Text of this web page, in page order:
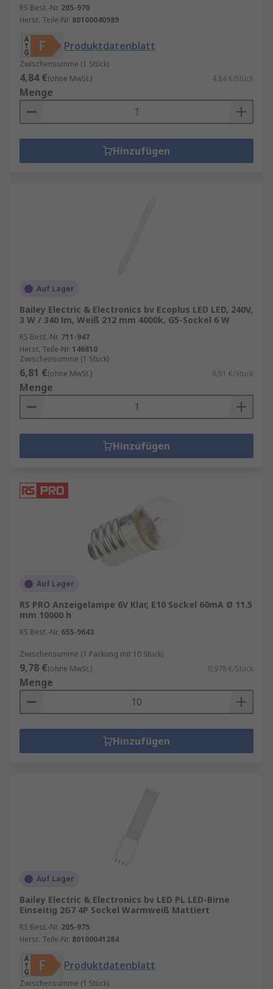
RS Best.-Nr. 205-970
Herst. Teile-Nr. 80100040989
Produktdatenblatt
Zwischensumme (1 Stück)
4,84 €(ohne MwSt.) 4,84 €/Stück
Menge
Hinzufügen
Auf Lager
Bailey Electric & Electronics bv Ecoplus LED LED, 240V,
3 W / 340 lm, Weiß 212 mm 4000k, G5-Sockel 6 W
RS Best.-Nr. 711-947
Herst. Teile-Nr. 146810
Zwischensumme (1 Stück)
6,81 €(ohne MwSt.) 6,81 €/Stück
Menge
Hinzufügen
Auf Lager
RS PRO Anzeigelampe 6V Klar, E10 Sockel 60mA Ø 11.5
mm 10000 h
RS Best.-Nr. 655-9643
Zwischensumme (1 Packung mit 10 Stück)
9,78 €(ohne MwSt.) 0,978 €/Stück
Menge
Hinzufügen
Auf Lager
Bailey Electric & Electronics bv LED PL LED-Birne
Einseitig 2G7 4P Sockel Warmweiß Mattiert
RS Best.-Nr. 205-975
Herst. Teile-Nr. 80100041284
Produktdatenblatt
Zwischensumme (1 Stück)